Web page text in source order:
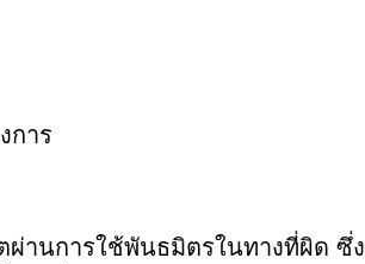
การ
านการใช้พันธมิตรในทางที่ผิด ซึ่ง